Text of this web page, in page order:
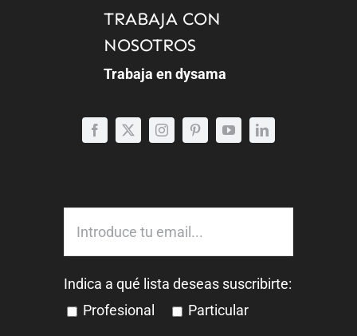
TRABAJA CON
NOSOTROS
Trabaja en dysama
Indica a qué lista deseas suscribirte:
Profesional
Particular